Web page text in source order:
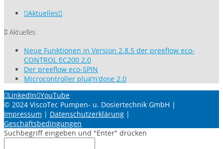
Aktuelles
Aktuelles
Neue Funktionen in Version 2.8.5 der preeflow eco-
CONTROL EC200 2.0
Der preeflow eco-SPIN
Microcontroller plug’n’dose 2.0
LinkedIn YouTube
© 2024 ViscoTec Pumpen- u. Dosiertechnik GmbH |
Impressum | Datenschutzerklärung |
Geschäftsbedingungen
Suchbegriff eingeben und "Enter" drücken